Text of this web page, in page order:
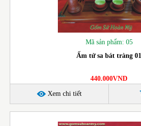
Mã sản phẩm: 05
Ấm tử sa bát tràng 01
440.000VND
Xem chi tiết